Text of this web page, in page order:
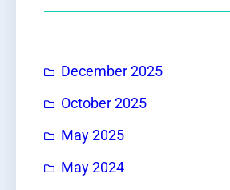
December 2025
October 2025
May 2025
May 2024